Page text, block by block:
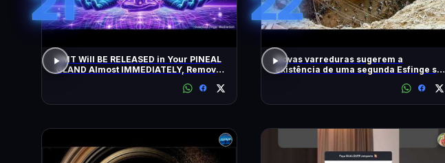
DMT Will BE RELEASED in Your PINEAL
GLAND Almost IMMEDIATELY, Remove
Novas varreduras sugerem a
existência de uma segunda Esfinge sob